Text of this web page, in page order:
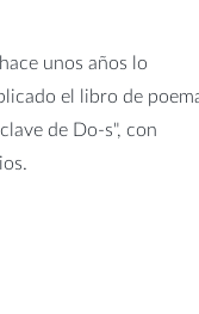
unos años lo
el libro de
de Do-s", con